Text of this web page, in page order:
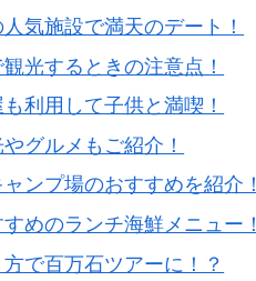
気施設で満天のデート！
光するときの注意点！
利用して子供と満喫！
グルメもご紹介！
ンプ場のおすすめを紹介！
めのランチ海鮮メニュー！
で百万石ツアーに！？